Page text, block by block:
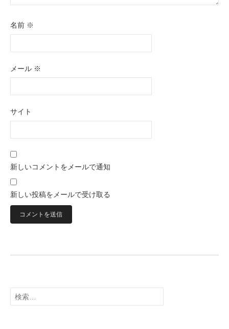
名前 ※
メール ※
サイト
新しいコメントをメールで通知
新しい投稿をメールで受け取る
検
索: